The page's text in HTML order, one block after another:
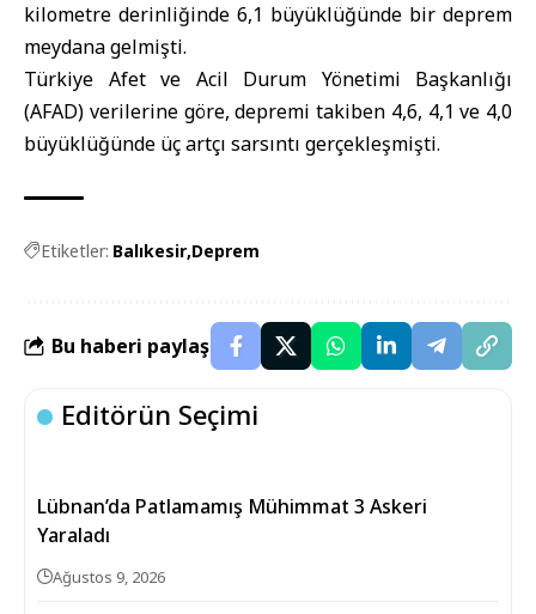
kilometre derinliğinde 6,1 büyüklüğünde bir deprem
meydana gelmişti.
Türkiye Afet ve Acil Durum Yönetimi Başkanlığı
(AFAD) verilerine göre, depremi takiben 4,6, 4,1 ve 4,0
büyüklüğünde üç artçı sarsıntı gerçekleşmişti.
Etiketler: Balıkesir Deprem
Bu haberi paylaş
Editörün Seçimi
Lübnan’da Patlamamış Mühimmat 3 Askeri
Yaraladı
Ağustos 9, 2026